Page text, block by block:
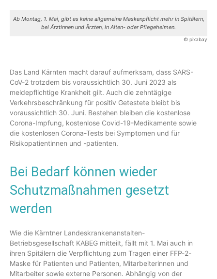
Ab Montag, 1. Mai, gibt es keine allgemeine Maskenpflicht mehr in Spitälern,
bei Ärztinnen und Ärzten, in Alten- oder Pflegeheimen.
© pixabay
Das Land Kärnten macht darauf aufmerksam, dass SARS-
CoV-2 trotzdem bis voraussichtlich 30. Juni 2023 als
meldepflichtige Krankheit gilt. Auch die zehntägige
Verkehrsbeschränkung für positiv Getestete bleibt bis
voraussichtlich 30. Juni. Bestehen bleiben die kostenlose
Corona-Impfung, kostenlose Covid-19-Medikamente sowie
die kostenlosen Corona-Tests bei Symptomen und für
Risikopatientinnen und -patienten.
Bei Bedarf können wieder
Schutzmaßnahmen gesetzt
werden
Wie die Kärntner Landeskrankenanstalten-
Betriebsgesellschaft KABEG mitteilt, fällt mit 1. Mai auch in
ihren Spitälern die Verpflichtung zum Tragen einer FFP-2-
Maske für Patienten und Patienten, Mitarbeiterinnen und
Mitarbeiter sowie externe Personen. Abhängig von der